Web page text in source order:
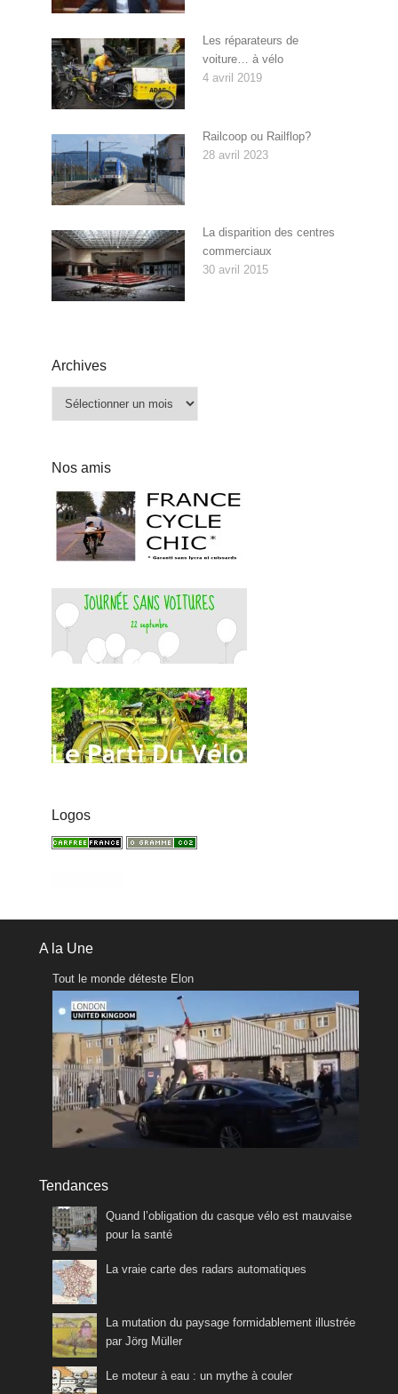
Les réparateurs de
voiture… à vélo
4 avril 2019
Railcoop ou Railflop?
28 avril 2023
La disparition des centres
commerciaux
30 avril 2015
Archives
Nos amis
Logos
A la Une
Tout le monde déteste Elon
Tendances
Quand l’obligation du casque vélo est mauvaise
pour la santé
La vraie carte des radars automatiques
La mutation du paysage formidablement illustrée
par Jörg Müller
Le moteur à eau : un mythe à couler